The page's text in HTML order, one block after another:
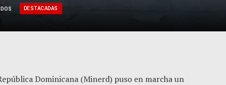
DESTACADAS
Dominicana (Minerd) puso en marcha un